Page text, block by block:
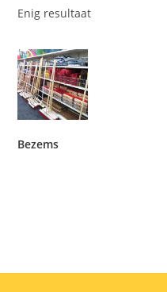
Enig resultaat
Bezems